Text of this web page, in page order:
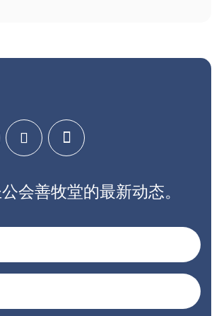
会善牧堂的最新动态。